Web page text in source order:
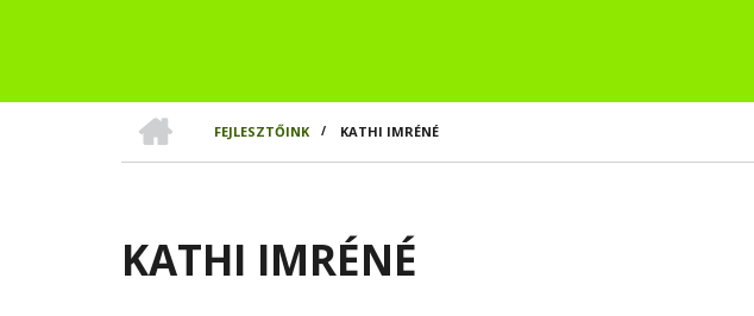
MORZSA
FEJLESZTŐINK
/ KATHI IMRÉNÉ
KATHI IMRÉNÉ